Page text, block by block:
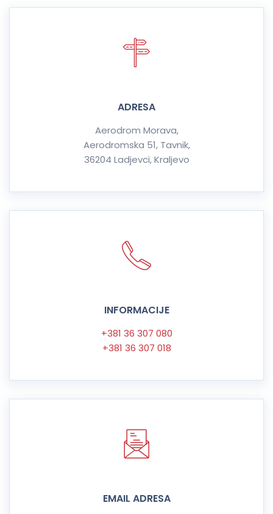
ADRESA
Aerodrom Morava,
Aerodromska 51, Tavnik,
36204 Ladjevci, Kraljevo
INFORMACIJE
+381 36 307 080
+381 36 307 018
EMAIL ADRESA